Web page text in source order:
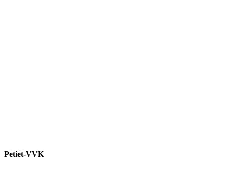
Petiet-VVK